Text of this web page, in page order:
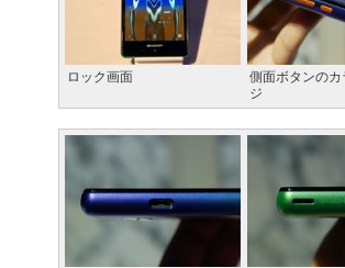
ロック画面
側面ボタンの
ジ